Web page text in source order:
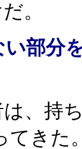
。
い部分
、持
てき